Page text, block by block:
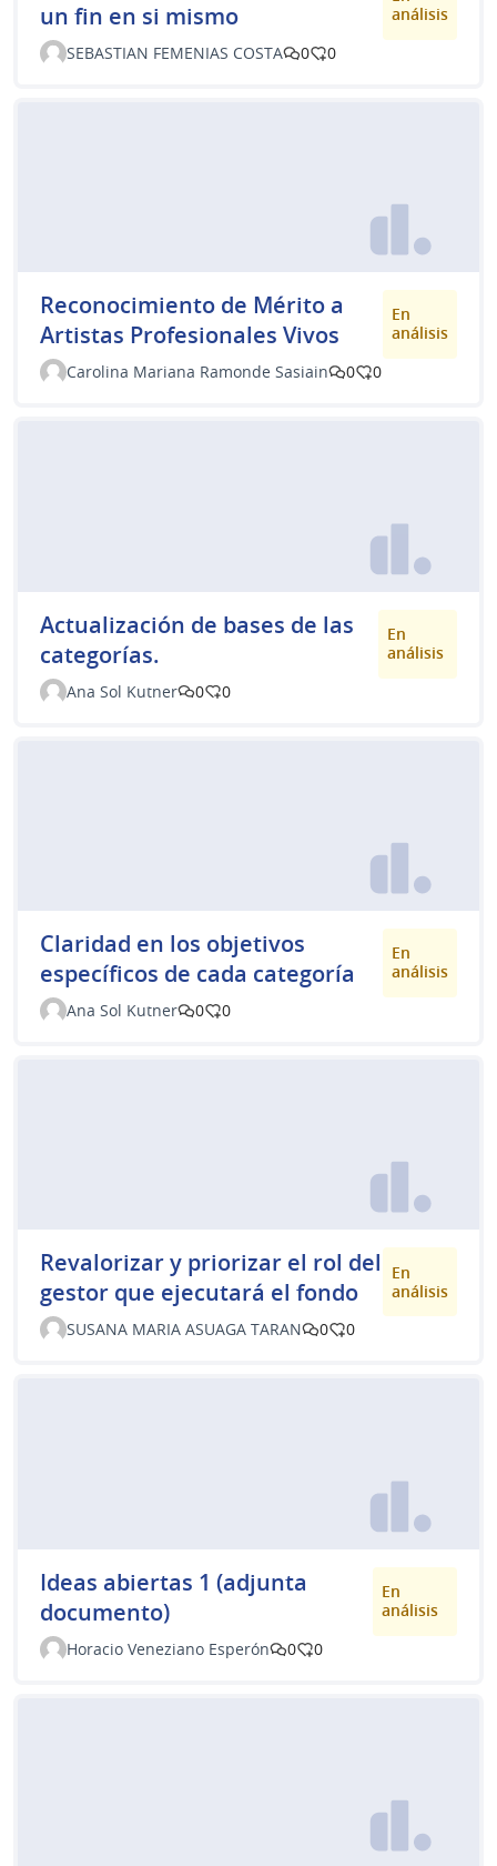
un fin en si mismo
análisis
SEBASTIAN FEMENIAS COSTA
0 0
Reconocimiento de Mérito a
Artistas Profesionales Vivos
En
análisis
Carolina Mariana Ramonde Sasiain
0 0
Actualización de bases de las
categorías.
En
análisis
Ana Sol Kutner
0 0
Claridad en los objetivos
específicos de cada categoría
En
análisis
Ana Sol Kutner
0 0
Revalorizar y priorizar el rol del
gestor que ejecutará el fondo
En
análisis
SUSANA MARIA ASUAGA TARAN
0 0
Ideas abiertas 1 (adjunta
documento)
En
análisis
Horacio Veneziano Esperón
0 0